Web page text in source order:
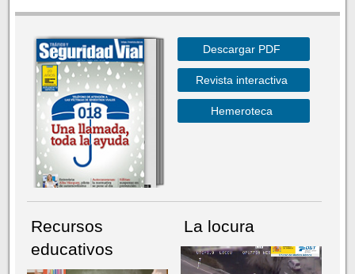
Descargar PDF
Revista interactiva
Hemeroteca
Recursos
educativos
La locura